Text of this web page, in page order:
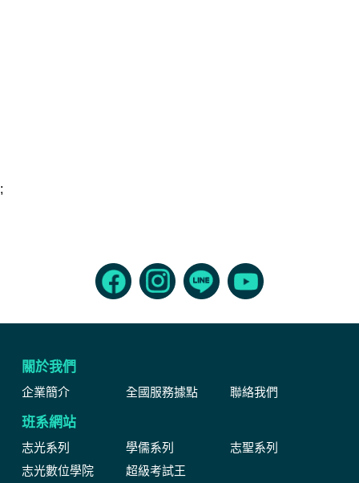
;
關於我們
企業簡介 全國服務據點 聯絡我們
班系網站
志光系列 學儒系列
志聖系列
志光數位學院
超級考試王